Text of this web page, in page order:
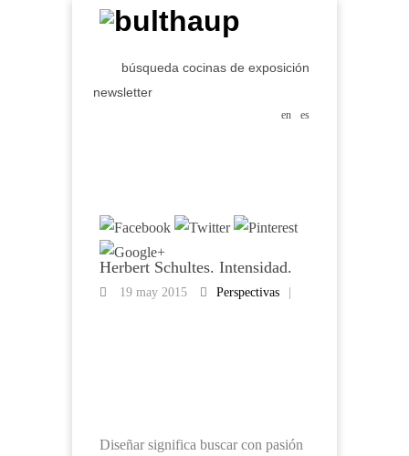
en es
búsqueda cocinas de exposición
newsletter
Herbert Schultes. Intensidad.
19 may 2015 Perspectivas
Diseñar significa buscar con pasión